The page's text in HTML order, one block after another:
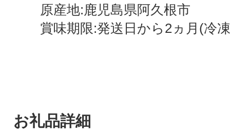
原産地:鹿児島県阿久根市
賞味期限:発送日から2ヵ月(冷
お礼品詳細